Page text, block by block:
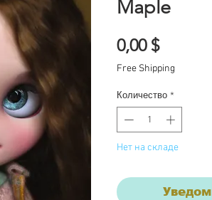
Maple
0,00 $Цена
Free Shipping
Количество *
Нет на складе